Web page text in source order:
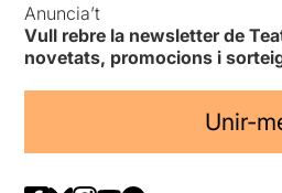
Anuncia’t
Vull rebre la newsletter de
novetats, promocions i
Unir-